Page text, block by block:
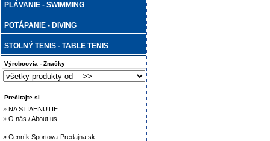
PLÁVANIE - SWIMMING
POTÁPANIE - DIVING
STOLNÝ TENIS - TABLE TENIS
Výrobcovia - Značky
Prečítajte si
» NA STIAHNUTIE
» O nás / About us
» Cenník Sportova-Predajna.sk